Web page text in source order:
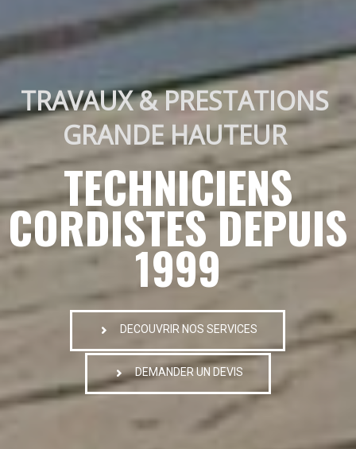
TRAVAUX & PRESTATIONS
GRANDE HAUTEUR
TECHNICIENS
CORDISTES DEPUIS
1999
DECOUVRIR NOS SERVICES
DEMANDER UN DEVIS